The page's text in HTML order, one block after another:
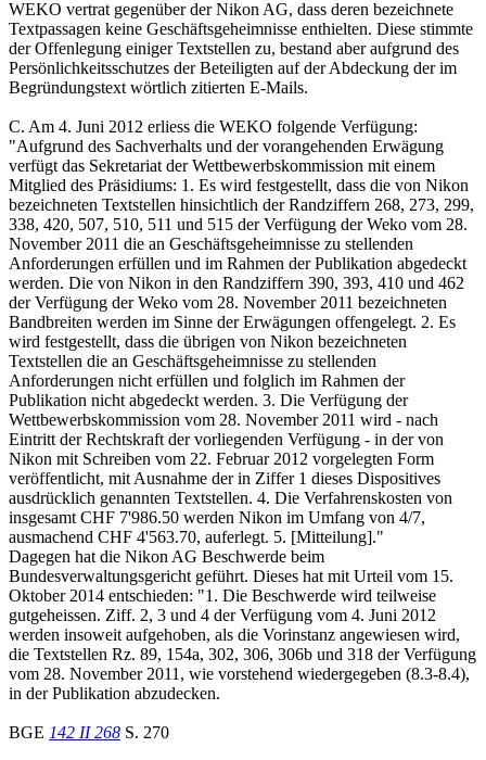
WEKO vertrat gegenüber der Nikon AG, dass deren bezeichnete
Textpassagen keine Geschäftsgeheimnisse enthielten. Diese stimmte
der Offenlegung einiger Textstellen zu, bestand aber aufgrund des
Persönlichkeitsschutzes der Beteiligten auf der Abdeckung der im
Begründungstext wörtlich zitierten E-Mails.
C. Am 4. Juni 2012 erliess die WEKO folgende Verfügung:
"Aufgrund des Sachverhalts und der vorangehenden Erwägung
verfügt das Sekretariat der Wettbewerbskommission mit einem
Mitglied des Präsidiums: 1. Es wird festgestellt, dass die von Nikon
bezeichneten Textstellen hinsichtlich der Randziffern 268, 273, 299,
338, 420, 507, 510, 511 und 515 der Verfügung der Weko vom 28.
November 2011 die an Geschäftsgeheimnisse zu stellenden
Anforderungen erfüllen und im Rahmen der Publikation abgedeckt
werden. Die von Nikon in den Randziffern 390, 393, 410 und 462
der Verfügung der Weko vom 28. November 2011 bezeichneten
Bandbreiten werden im Sinne der Erwägungen offengelegt. 2. Es
wird festgestellt, dass die übrigen von Nikon bezeichneten
Textstellen die an Geschäftsgeheimnisse zu stellenden
Anforderungen nicht erfüllen und folglich im Rahmen der
Publikation nicht abgedeckt werden. 3. Die Verfügung der
Wettbewerbskommission vom 28. November 2011 wird - nach
Eintritt der Rechtskraft der vorliegenden Verfügung - in der von
Nikon mit Schreiben vom 22. Februar 2012 vorgelegten Form
veröffentlicht, mit Ausnahme der in Ziffer 1 dieses Dispositives
ausdrücklich genannten Textstellen. 4. Die Verfahrenskosten von
insgesamt CHF 7'986.50 werden Nikon im Umfang von 4/7,
ausmachend CHF 4'563.70, auferlegt. 5. [Mitteilung]."
Dagegen hat die Nikon AG Beschwerde beim
Bundesverwaltungsgericht geführt. Dieses hat mit Urteil vom 15.
Oktober 2014 entschieden: "1. Die Beschwerde wird teilweise
gutgeheissen. Ziff. 2, 3 und 4 der Verfügung vom 4. Juni 2012
werden insoweit aufgehoben, als die Vorinstanz angewiesen wird,
die Textstellen Rz. 89, 154a, 302, 306, 306b und 318 der Verfügung
vom 28. November 2011, wie vorstehend wiedergegeben (8.3-8.4),
in der Publikation abzudecken.
BGE 142 II 268 S. 270